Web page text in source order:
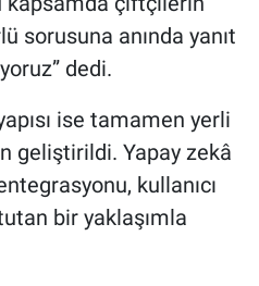
sorusuna anında yanıt
dedi.
ise tamamen yerli
geliştirildi. Yapay zekâ
kullanıcı
bir yaklaşımla